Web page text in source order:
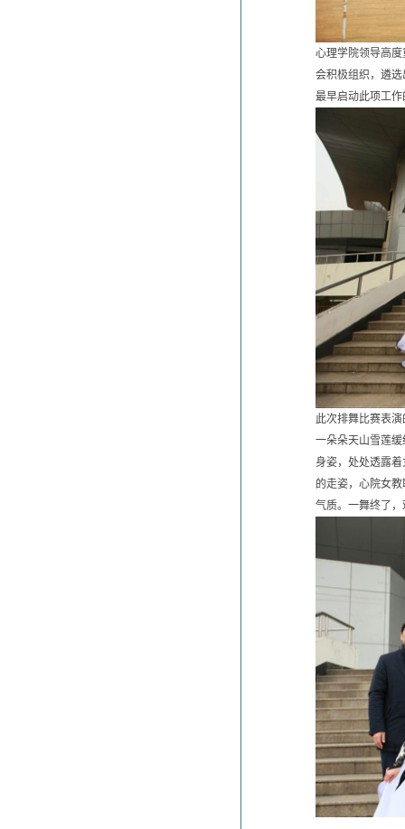
心理学院领导高
会积极组织，遴选
最早启动此项工作
此次排舞比赛表
一朵朵天山雪莲
身姿，处处透露
的走姿，心院女
气质。一舞终了